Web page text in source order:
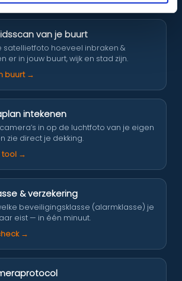
van je buurt
satellietfoto hoeveel inbraken &
er in jouw buurt, wijk en stad zijn.
buurt →
intekenen
in op de luchtfoto van je eigen
zie direct je dekking.
tool →
& verzekering
beveiligingsklasse (alarmklasse) je
eist — in één minuut.
→